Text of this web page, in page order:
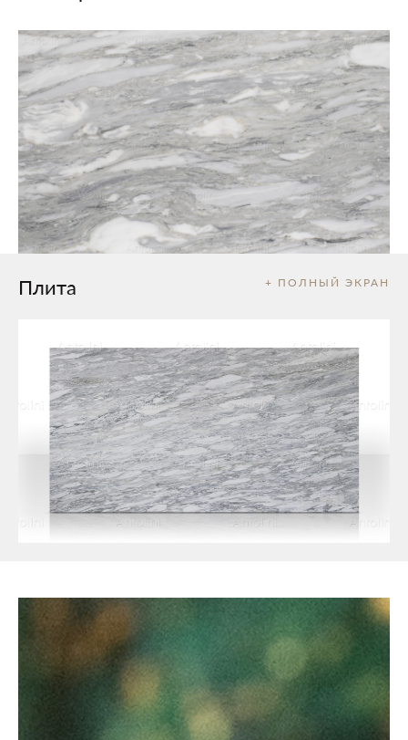
+ ПОЛНЫЙ ЭКРАН
Плита